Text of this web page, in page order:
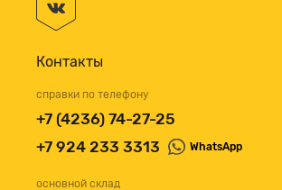
Контакты
справки по телефону
+7 (4236) 74-27-25
+7 924 233 3313
WhatsApp
основной склад